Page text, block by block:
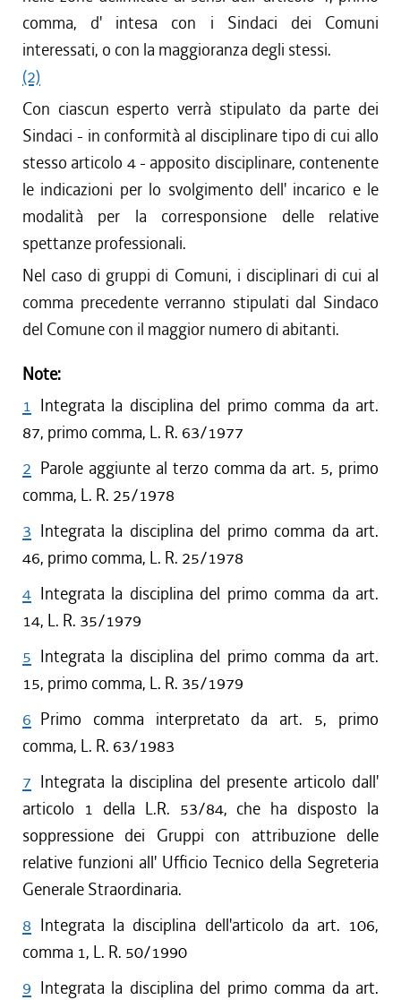
comma, d' intesa con i Sindaci dei Comuni
interessati, o con la maggioranza degli stessi.
(2)
Con ciascun esperto verrà stipulato da parte dei
Sindaci - in conformità al disciplinare tipo di cui allo
stesso articolo 4 - apposito disciplinare, contenente
le indicazioni per lo svolgimento dell' incarico e le
modalità per la corresponsione delle relative
spettanze professionali.
Nel caso di gruppi di Comuni, i disciplinari di cui al
comma precedente verranno stipulati dal Sindaco
del Comune con il maggior numero di abitanti.
Note:
1 Integrata la disciplina del primo comma da art.
87, primo comma, L. R. 63/1977
2 Parole aggiunte al terzo comma da art. 5, primo
comma, L. R. 25/1978
3 Integrata la disciplina del primo comma da art.
46, primo comma, L. R. 25/1978
4 Integrata la disciplina del primo comma da art.
14, L. R. 35/1979
5 Integrata la disciplina del primo comma da art.
15, primo comma, L. R. 35/1979
6 Primo comma interpretato da art. 5, primo
comma, L. R. 63/1983
7 Integrata la disciplina del presente articolo dall'
articolo 1 della L.R. 53/84, che ha disposto la
soppressione dei Gruppi con attribuzione delle
relative funzioni all' Ufficio Tecnico della Segreteria
Generale Straordinaria.
8 Integrata la disciplina dell'articolo da art. 106,
comma 1, L. R. 50/1990
9 Integrata la disciplina del primo comma da art.